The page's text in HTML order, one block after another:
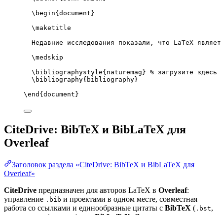
\begin{ document }
\maketitle
Недавние исследования показали, что LaTeX
\medskip
\bibliographystyle{naturemag} % загрузите
\bibliography{bibliography}
\end { document }
CiteDrive: BibTeX и BibLaTeX для
Overleaf
Заголовок раздела «CiteDrive: BibTeX и BibLaTeX для
Overleaf»
CiteDrive предназначен для авторов LaTeX в Overleaf:
управление .bib и проектами в одном месте, совместная
работа со ссылками и единообразные цитаты с BibTeX ( .bst,